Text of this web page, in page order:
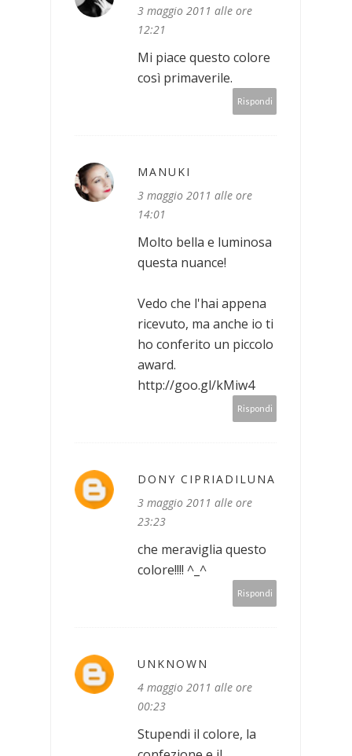
3 maggio 2011 alle ore
12:21
Mi piace questo colore
così primaverile.
Rispondi
MANUKI
3 maggio 2011 alle ore
14:01
Molto bella e luminosa
questa nuance!
Vedo che l'hai appena
ricevuto, ma anche io ti
ho conferito un piccolo
award.
http://goo.gl/kMiw4
Rispondi
DONY CIPRIADILUNA
3 maggio 2011 alle ore
23:23
che meraviglia questo
colore!!!! ^_^
Rispondi
UNKNOWN
4 maggio 2011 alle ore
00:23
Stupendi il colore, la